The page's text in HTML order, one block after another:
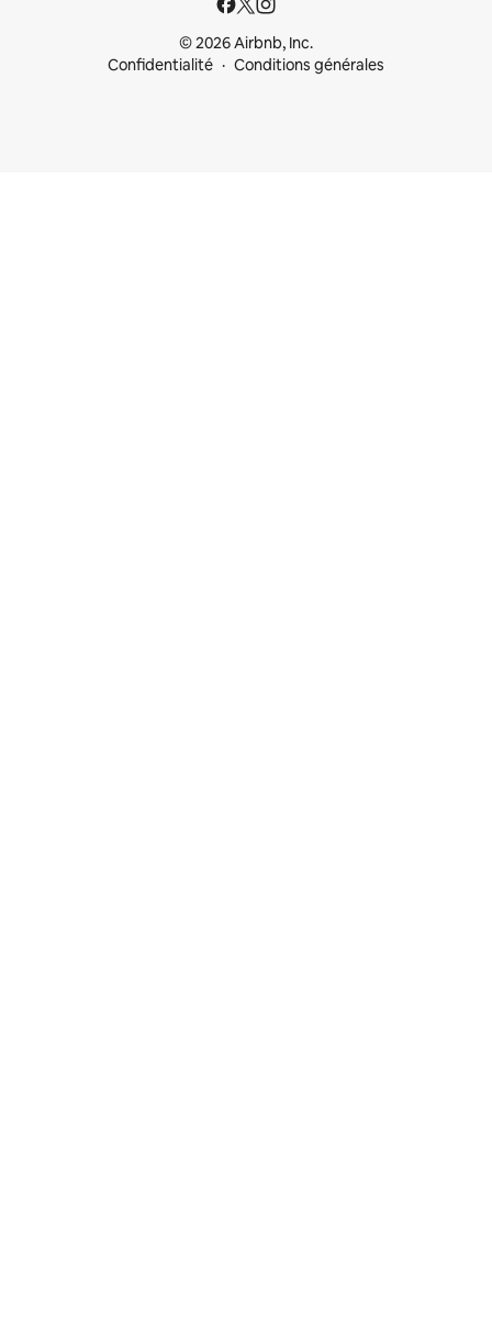
© 2026 Airbnb, Inc.
Confidentialité
Conditions générales